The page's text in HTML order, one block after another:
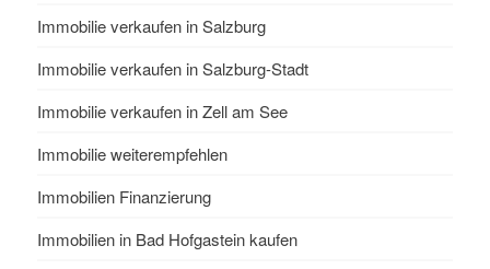
Immobilie verkaufen in Salzburg
Immobilie verkaufen in Salzburg-Stadt
Immobilie verkaufen in Zell am See
Immobilie weiterempfehlen
Immobilien Finanzierung
Immobilien in Bad Hofgastein kaufen